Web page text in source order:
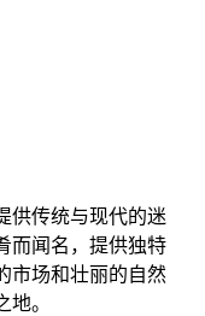
供传统与现代的迷
而闻名，提供独特
市场和壮丽的自然
。